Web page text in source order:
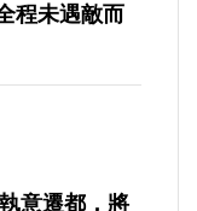
程未遇敵而
意遷都，將